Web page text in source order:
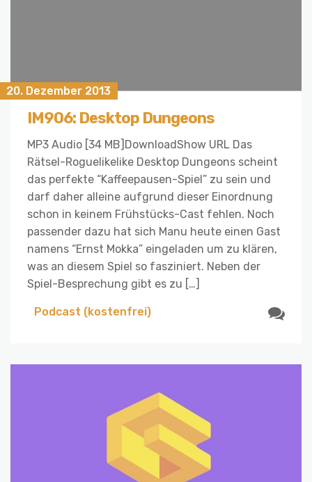
20. Dezember 2013
IM906: Desktop Dungeons
MP3 Audio [34 MB]DownloadShow URL Das
Rätsel-Roguelikelike Desktop Dungeons scheint
das perfekte “Kaffeepausen-Spiel” zu sein und
darf daher alleine aufgrund dieser Einordnung
schon in keinem Frühstücks-Cast fehlen. Noch
passender dazu hat sich Manu heute einen Gast
namens “Ernst Mokka” eingeladen um zu klären,
was an diesem Spiel so fasziniert. Neben der
Spiel-Besprechung gibt es zu […]
Podcast (kostenfrei)